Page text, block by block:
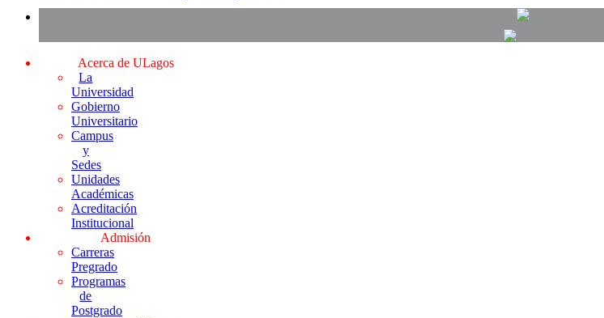
Acerca de ULagos
La
Universidad
Gobierno
Universitario
Campus
y
Sedes
Unidades
Académicas
Acreditación
Institucional
Admisión
Carreras
Pregrado
Programas
de
Postgrado